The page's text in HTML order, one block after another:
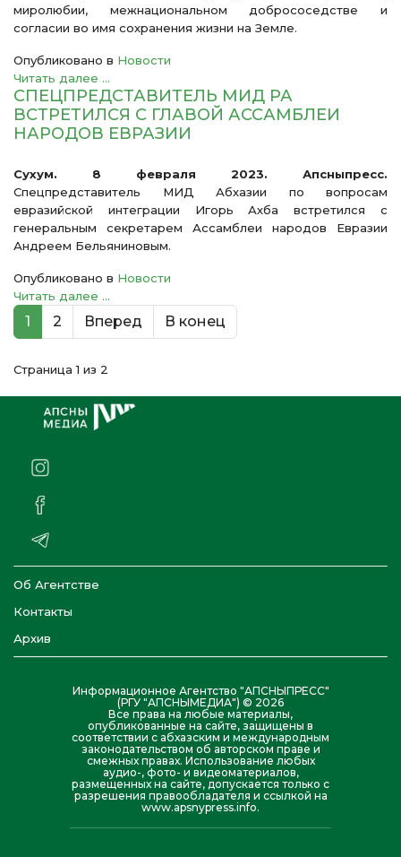
миролюбии, межнациональном добрососедстве и
согласии во имя сохранения жизни на Земле.
Опубликовано в Новости
Читать далее ...
СПЕЦПРЕДСТАВИТЕЛЬ МИД РА
ВСТРЕТИЛСЯ С ГЛАВОЙ АССАМБЛЕИ
НАРОДОВ ЕВРАЗИИ
Сухум. 8 февраля 2023. Апсныпресс.
Спецпредставитель МИД Абхазии по вопросам
евразийской интеграции Игорь Ахба встретился с
генеральным секретарем Ассамблеи народов Евразии
Андреем Бельяниновым.
Опубликовано в Новости
Читать далее ...
1 2 Вперед В конец
Страница 1 из 2
Об Агентстве
Контакты
Архив
Информационное Агентство "АПСНЫПРЕСС"
(РГУ "АПСНЫМЕДИА") © 2026
Все права на любые материалы,
опубликованные на сайте, защищены в
соответствии с абхазским и международным
законодательством об авторском праве и
смежных правах. Использование любых
аудио-, фото- и видеоматериалов,
размещенных на сайте, допускается только с
разрешения правообладателя и ссылкой на
www.apsnypress.info.